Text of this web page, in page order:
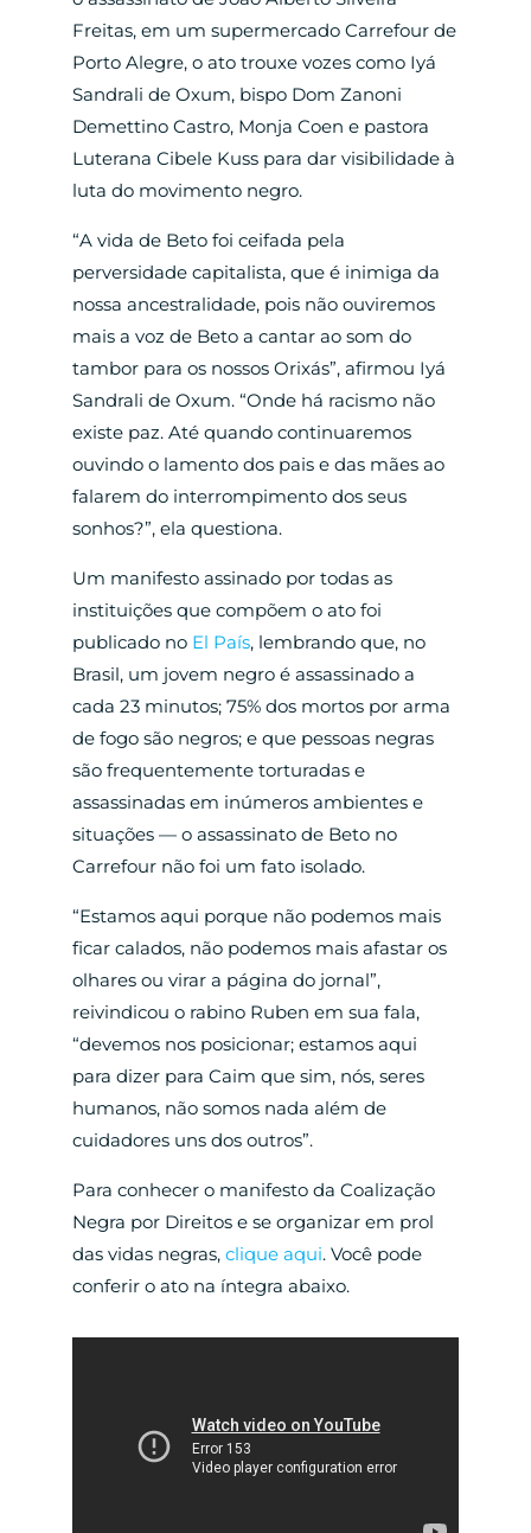
Freitas, em um supermercado Carrefour de
Porto Alegre, o ato trouxe vozes como Iyá
Sandrali de Oxum, bispo Dom Zanoni
Demettino Castro, Monja Coen e pastora
Luterana Cibele Kuss para dar visibilidade à
luta do movimento negro.
“A vida de Beto foi ceifada pela
perversidade capitalista, que é inimiga da
nossa ancestralidade, pois não ouviremos
mais a voz de Beto a cantar ao som do
tambor para os nossos Orixás”, afirmou Iyá
Sandrali de Oxum. “Onde há racismo não
existe paz. Até quando continuaremos
ouvindo o lamento dos pais e das mães ao
falarem do interrompimento dos seus
sonhos?”, ela questiona.
Um manifesto assinado por todas as
instituições que compõem o ato foi
publicado no El País, lembrando que, no
Brasil, um jovem negro é assassinado a
cada 23 minutos; 75% dos mortos por arma
de fogo são negros; e que pessoas negras
são frequentemente torturadas e
assassinadas em inúmeros ambientes e
situações — o assassinato de Beto no
Carrefour não foi um fato isolado.
“Estamos aqui porque não podemos mais
ficar calados, não podemos mais afastar os
olhares ou virar a página do jornal”,
reivindicou o rabino Ruben em sua fala,
“devemos nos posicionar; estamos aqui
para dizer para Caim que sim, nós, seres
humanos, não somos nada além de
cuidadores uns dos outros”.
Para conhecer o manifesto da Coalização
Negra por Direitos e se organizar em prol
das vidas negras, clique aqui. Você pode
conferir o ato na íntegra abaixo.